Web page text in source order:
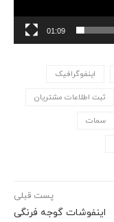
01:09
اینفوگرافیک
ثبت اطلاعات مشتریان
سمات
پست قبلی
اینفوشات گوجه فرنگی